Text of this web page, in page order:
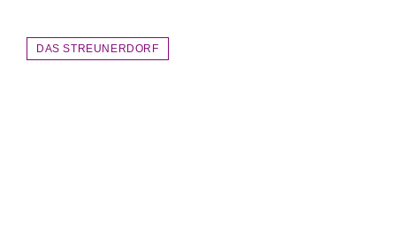
DAS STREUNERDORF